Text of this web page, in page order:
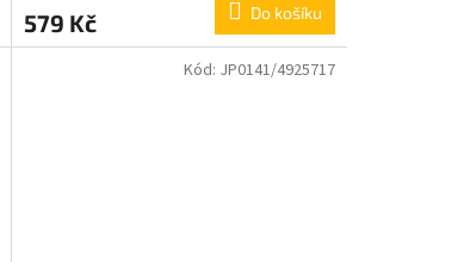
579 Kč Do košíku
Kód: JP0141/4925717